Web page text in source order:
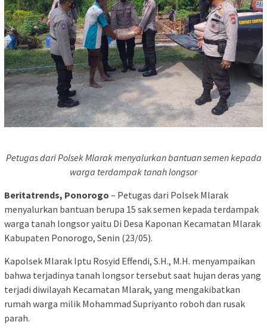
Petugas dari Polsek Mlarak menyalurkan bantuan semen kepada
warga terdampak tanah longsor
Beritatrends, Ponorogo – Petugas dari Polsek Mlarak
menyalurkan bantuan berupa 15 sak semen kepada terdampak
warga tanah longsor yaitu Di Desa Kaponan Kecamatan Mlarak
Kabupaten Ponorogo, Senin (23/05).
Kapolsek Mlarak Iptu Rosyid Effendi, S.H., M.H. menyampaikan
bahwa terjadinya tanah longsor tersebut saat hujan deras yang
terjadi diwilayah Kecamatan Mlarak, yang mengakibatkan
rumah warga milik Mohammad Supriyanto roboh dan rusak
parah.